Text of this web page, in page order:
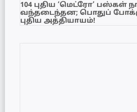
104 புதிய ‘மெட்ரோ’ பஸ்கள்
வந்தடைந்தன; பொதுப்
புதிய அத்தியாயம்!